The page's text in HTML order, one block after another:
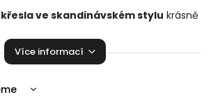
ve skandinávském stylu krásně
Více informací